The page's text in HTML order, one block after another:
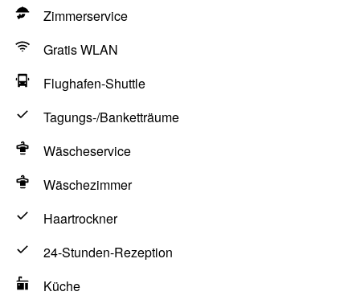
Zimmerservice
Gratis WLAN
Flughafen-Shuttle
Tagungs-/Banketträume
Wäscheservice
Wäschezimmer
Haartrockner
24-Stunden-Rezeption
Küche